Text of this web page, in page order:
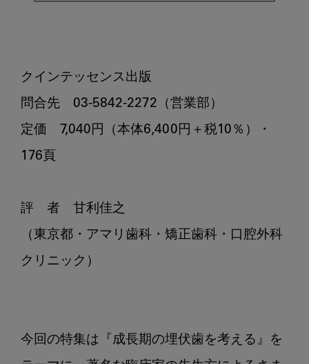
クインテッセンス出版
問合先　03-5842-2272（営業部）
定価　7,040円（本体6,400円＋税10％）・
176頁
評　者　甘利佳之
（東京都・アマリ歯科・矯正歯科・口腔外科
クリニック）
今回の特集は『成長期の埋伏歯を考える』を